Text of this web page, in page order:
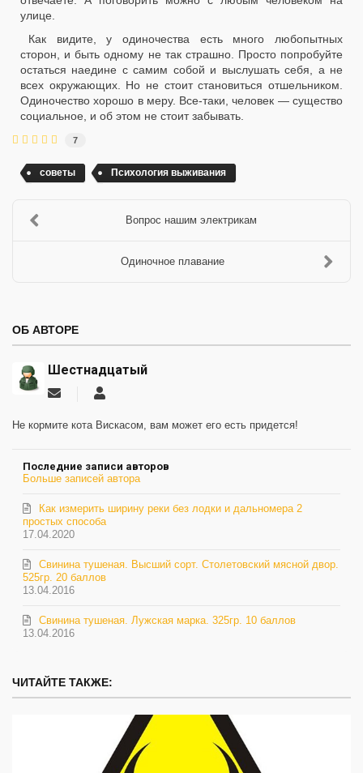
улице.
Как видите, у одиночества есть много любопытных
сторон, и быть одному не так страшно. Просто попробуйте
остаться наедине с самим собой и выслушать себя, а не
всех окружающих. Но не стоит становиться отшельником.
Одиночество хорошо в меру. Все-таки, человек — существо
социальное, и об этом не стоит забывать.
7
советы Психология выживания
Вопрос нашим электрикам
Одиночное плавание
ОБ АВТОРЕ
Шестнадцатый
Подписаться
обновление
Не кормите кота Вискасом, вам может его есть придется!
Последние записи авторов
Больше записей автора
17.04.2020
Как измерить ширину реки без лодки и дальномера 2
простых способа
13.04.2016
Свинина тушеная. Высший сорт. Столетовский мясной двор.
525гр. 20 баллов
13.04.2016
Свинина тушеная. Лужская марка. 325гр. 10 баллов
ЧИТАЙТЕ ТАКЖЕ: